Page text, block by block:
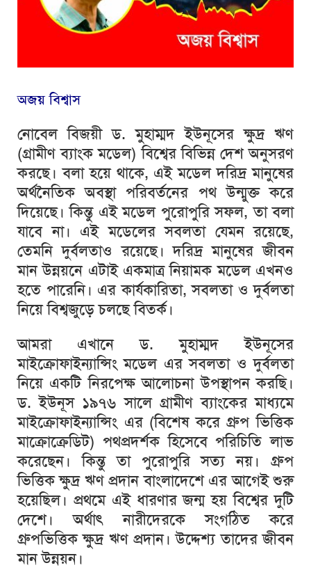
অজয় বিশ্বাস
নোবেল বিজয়ী ড.মুহাম্মদ ইউনূসের ক্ষুদ্র ঋণ
(গ্রামীণ ব্যাংক মডেল)বিশ্বের বিভিন্ন দেশ অনুসরণ
করছে। বলা হয়ে থাকে, এই মডেল দরিদ্র মানুষের
অর্থনৈতিক অবস্থা পরিবর্তনের পথ উন্মুক্ত করে
দিয়েছে। কিন্তু এই মডেল পুরোপুরি সফল,তা বলা
যাবে না। এই মডেলের সবলতা যেমন রয়েছে,
তেমনি দুর্বলতাও রয়েছে। দরিদ্র মানুষের জীবন
মান উন্নয়নে এটাই একমাত্র নিয়ামক মডেল এখনও
হতে পারেনি। এর কার্যকারিতা,সবলতা ও দুর্বলতা
নিয়ে বিশ্বজুড়ে চলছে বিতর্ক।
আমরা
এখানে ড.মুহাম্মদ
ইউনূসের
মাইক্রোফাইন্যান্সিং মডেল এর সবলতা ও দুর্বলতা
নিয়ে একটি নিরপেক্ষ আলোচনা উপস্থাপন করছি।
ড.ইউনূস ১৯৭৬ সালে গ্রামীণ ব্যাংকের মাধ্যমে
মাইক্রোফাইন্যান্সিং এর(বিশেষ করে গ্রুপ ভিত্তিক
মাক্রোক্রেডিট) পথপ্রদর্শক হিসেবে পরিচিতি লাভ
করেছেন।
কিন্তু তা পুরোপুরি সত্য নয়।
গ্রুপ
ভিত্তিক ক্ষুদ্র ঋণ প্রদান বাংলাদেশে এর আগেই শুরু
হয়েছিল। প্রথমে এই ধারণার জন্ম হয় বিশ্বের দুটি
দেশে।
অর্থাৎ নারীদেরকে সংগঠিত
করে
গ্রুপভিত্তিক ক্ষুদ্র ঋণ প্রদান। উদ্দেশ্য তাদের জীবন
মান উন্নয়ন।